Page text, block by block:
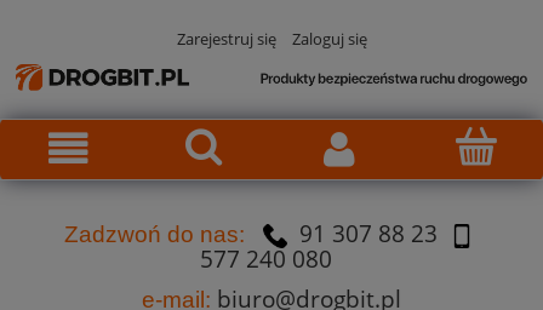
Zarejestruj się Zaloguj się
Zadzwoń do nas:
91 307 88 23
577 240 080
e-mail: biuro@drogbit.pl